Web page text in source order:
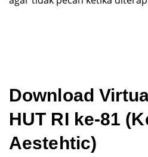
Download
HUT RI ke-81
Aestehtic)